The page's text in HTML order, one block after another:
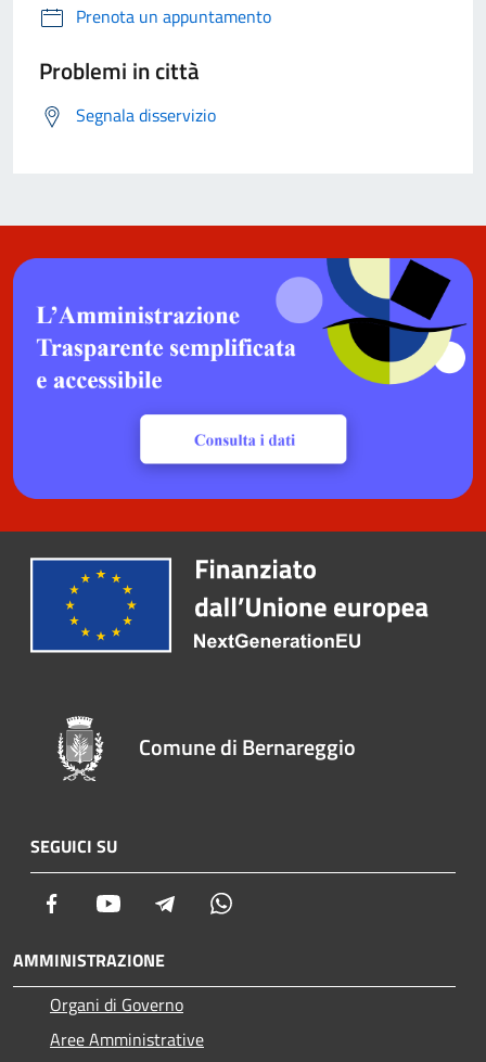
Prenota un appuntamento
Problemi in città
Segnala disservizio
Comune di Bernareggio
SEGUICI SU
Facebook Youtube Telegram
AMMINISTRAZIONE
Organi di Governo
Aree Amministrative